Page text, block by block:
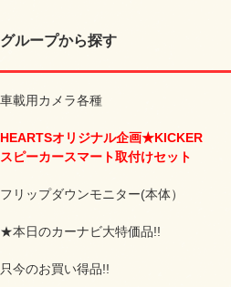
グループから探す
車載用カメラ各種
HEARTSオリジナル企画★KICKER
スピーカースマート取付けセット
フリップダウンモニター(本体）
★本日のカーナビ大特価品!!
只今のお買い得品!!